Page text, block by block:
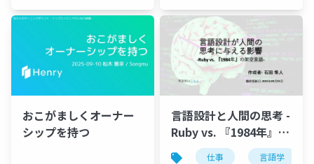
おこがましくオーナー
シップを持つ
言語設計と人間の思考 -
Ruby vs. 『1984年』の
架空言語-
仕事 言語学